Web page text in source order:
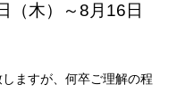
（木）～8月16日
ますが、何卒ご理解の程